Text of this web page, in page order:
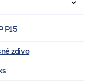
P15
zdivo